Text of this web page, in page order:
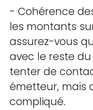
- Cohérence
les montants
assurez-vous
avec le reste du
tenter de
émetteur, mais
compliqué.